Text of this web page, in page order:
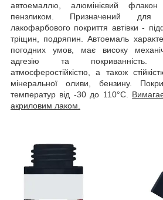
автоемаллю, алюмінієвий
пензликом. Призначений для
лакофарбового покриття автівки -
тріщин, подряпин. Автоемаль
погодних умов, має високу
адгезію та покриванність.
атмосферостійкістю, а також
мінеральної оливи, бензину.
температур від -30 до 110°C.
акриловим лаком.